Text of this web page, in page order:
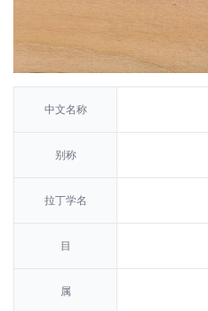
中文名称
别称
拉丁学名
目
属